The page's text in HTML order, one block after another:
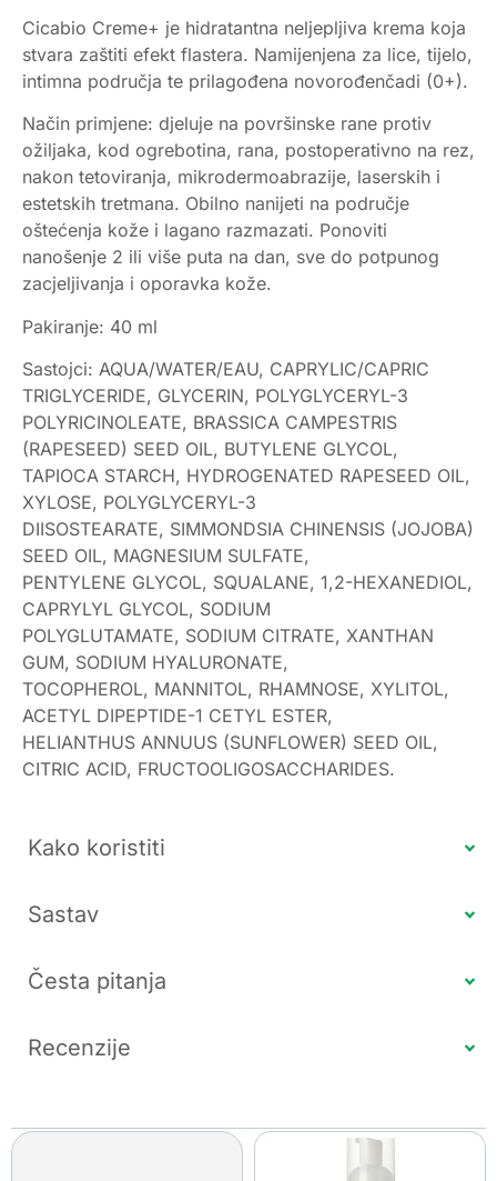
Cicabio Creme+ je hidratantna neljepljiva krema koja
stvara zaštiti efekt flastera. Namijenjena za lice, tijelo,
intimna područja te prilagođena novorođenčadi (0+).
Način primjene: djeluje na površinske rane protiv
ožiljaka, kod ogrebotina, rana, postoperativno na rez,
nakon tetoviranja, mikrodermoabrazije, laserskih i
estetskih tretmana. Obilno nanijeti na područje
oštećenja kože i lagano razmazati. Ponoviti
nanošenje 2 ili više puta na dan, sve do potpunog
zacjeljivanja i oporavka kože.
Pakiranje: 40 ml
Sastojci: AQUA/WATER/EAU, CAPRYLIC/CAPRIC
TRIGLYCERIDE, GLYCERIN, POLYGLYCERYL-3
POLYRICINOLEATE, BRASSICA CAMPESTRIS
(RAPESEED) SEED OIL, BUTYLENE GLYCOL,
TAPIOCA STARCH, HYDROGENATED RAPESEED OIL,
XYLOSE, POLYGLYCERYL-3
DIISOSTEARATE, SIMMONDSIA CHINENSIS (JOJOBA)
SEED OIL, MAGNESIUM SULFATE,
PENTYLENE GLYCOL, SQUALANE, 1,2-HEXANEDIOL,
CAPRYLYL GLYCOL, SODIUM
POLYGLUTAMATE, SODIUM CITRATE, XANTHAN
GUM, SODIUM HYALURONATE,
TOCOPHEROL, MANNITOL, RHAMNOSE, XYLITOL,
ACETYL DIPEPTIDE-1 CETYL ESTER,
HELIANTHUS ANNUUS (SUNFLOWER) SEED OIL,
CITRIC ACID, FRUCTOOLIGOSACCHARIDES.
Kako koristiti
Sastav
Česta pitanja
Recenzije